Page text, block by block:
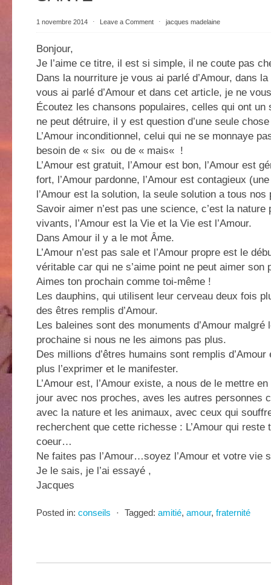
1 novembre 2014 ⋅ Leave a Comment ⋅ jacques madelaine
Bonjour,
Je l’aime ce titre, il est si simple, il ne coute pas
Dans la nourriture je vous ai parlé d’Amour, dans
vous ai parlé d’Amour et dans cet article, je ne
Écoutez les chansons populaires, celles qui ont un
ne peut détruire, il y est question d’une seule chose
L’Amour inconditionnel, celui qui ne se monnaye
besoin de « si« ou de « mais« !
L’Amour est gratuit, l’Amour est bon, l’Amour est
fort, l’Amour pardonne, l’Amour est contagieux
l’Amour est la solution, la seule solution a tous nos
Savoir aimer n’est pas une science, c’est la nature
vivants, l’Amour est la Vie et la Vie est l’Amour.
Dans Amour il y a le mot Âme.
L’Amour n’est pas sale et l’Amour propre est le
véritable car qui ne s’aime point ne peut aimer son
Aimes ton prochain comme toi-même !
Les dauphins, qui utilisent leur cerveau deux fois
des êtres remplis d’Amour.
Les baleines sont des monuments d’Amour malgré
prochaine si nous ne les aimons pas plus.
Des millions d’êtres humains sont remplis
plus l’exprimer et le manifester.
L’Amour est, l’Amour existe, a nous de le mettre
jour avec nos proches, aves les autres personnes
avec la nature et les animaux, avec ceux qui
recherchent que cette richesse : L’Amour qui reste
coeur…
Ne faites pas l’Amour…soyez l’Amour et votre vie
Je le sais, je l’ai essayé ,
Jacques
Posted in: conseils ⋅ Tagged: amitié, amour, fraternité